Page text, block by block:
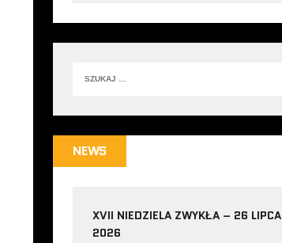
NEWS
XVII NIEDZIELA ZWYKŁA – 26 LIPCA
2026